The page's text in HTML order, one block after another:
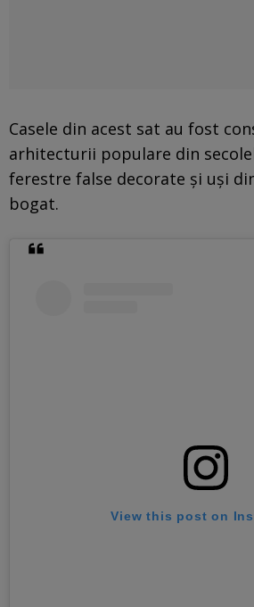
Casele din acest sat au fost
arhitecturii populare din
ferestre false decorate și uși
bogat.
View this post on